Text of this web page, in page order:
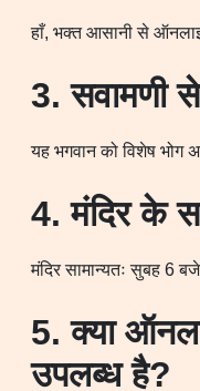
हाँ, भक्त आसानी से
3. सवामणी
यह भगवान को विशेष भोग
4. मंदिर के
मंदिर सामान्यतः सुबह 6
5. क्या
उपलब्ध है?